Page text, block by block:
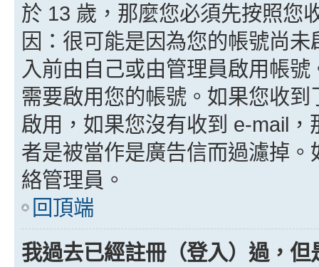
於 13 歲，那麼您必須先按照您
因：很可能是因為您的帳號尚
入前由自己或由管理員啟用帳
需要啟用您的帳號。如果您收
啟用，如果您沒有收到 e-mail
者是被當作是廣告信而過濾掉
絡管理員。
回頂端
我過去已經註冊（登入）過，